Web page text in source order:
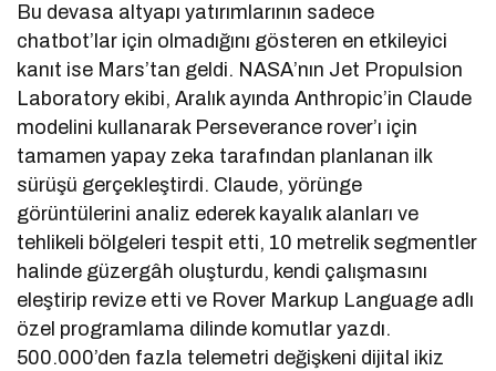
Bu devasa altyapı yatırımlarının sadece
chatbot’lar için olmadığını gösteren en etkileyici
kanıt ise Mars’tan geldi. NASA’nın Jet Propulsion
Laboratory ekibi, Aralık ayında Anthropic’in Claude
modelini kullanarak Perseverance rover’ı için
tamamen yapay zeka tarafından planlanan ilk
sürüşü gerçekleştirdi. Claude, yörünge
görüntülerini analiz ederek kayalık alanları ve
tehlikeli bölgeleri tespit etti, 10 metrelik segmentler
halinde güzergâh oluşturdu, kendi çalışmasını
eleştirip revize etti ve Rover Markup Language adlı
özel programlama dilinde komutlar yazdı.
500.000’den fazla telemetri değişkeni dijital ikiz